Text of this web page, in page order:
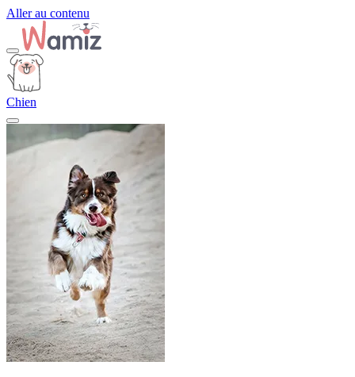
Aller au contenu
Chien